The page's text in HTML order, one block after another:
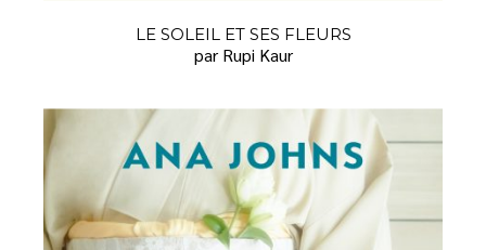
LE SOLEIL ET SES FLEURS
par Rupi Kaur